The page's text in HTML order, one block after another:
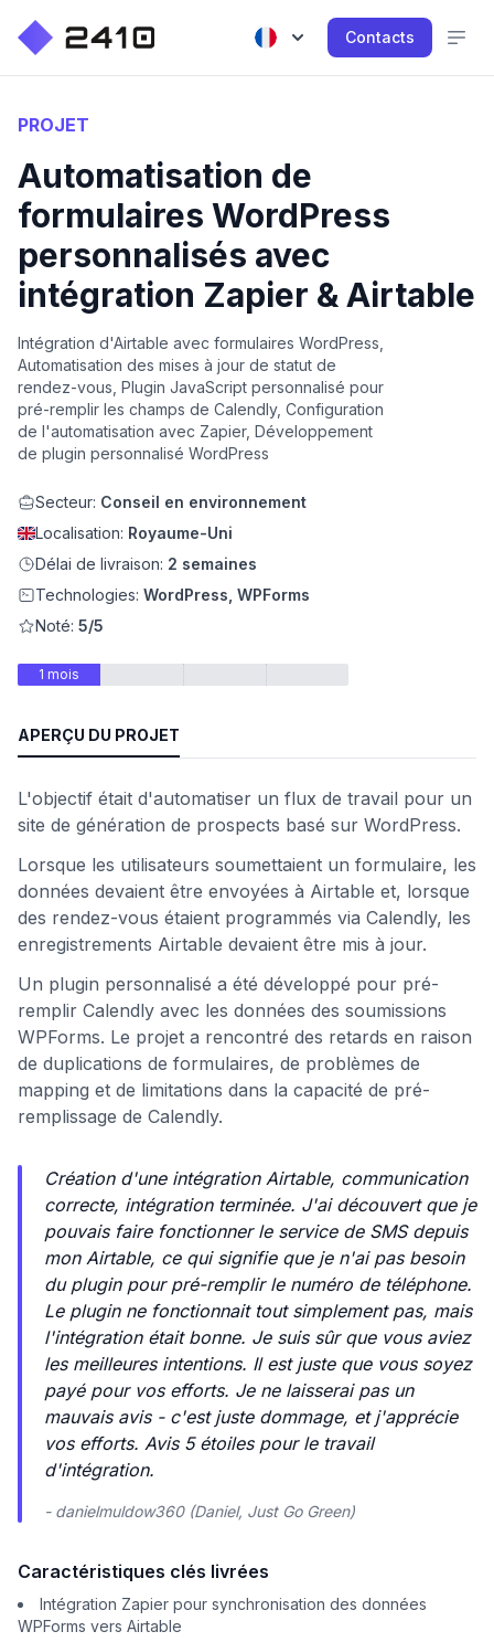
Contacts
PROJET
Automatisation de
formulaires WordPress
personnalisés avec
intégration Zapier & Airtable
Intégration d'Airtable avec formulaires WordPress,
Automatisation des mises à jour de statut de
rendez-vous, Plugin JavaScript personnalisé pour
pré-remplir les champs de Calendly, Configuration
de l'automatisation avec Zapier, Développement
de plugin personnalisé WordPress
Secteur: Conseil en environnement
Localisation: Royaume-Uni
Délai de livraison: 2 semaines
Technologies: WordPress, WPForms
Noté: 5/5
1 mois
APERÇU DU PROJET
L'objectif était d'automatiser un flux de travail pour un
site de génération de prospects basé sur WordPress.
Lorsque les utilisateurs soumettaient un formulaire, les
données devaient être envoyées à Airtable et, lorsque
des rendez-vous étaient programmés via Calendly, les
enregistrements Airtable devaient être mis à jour.
Un plugin personnalisé a été développé pour pré-
remplir Calendly avec les données des soumissions
WPForms. Le projet a rencontré des retards en raison
de duplications de formulaires, de problèmes de
mapping et de limitations dans la capacité de pré-
remplissage de Calendly.
Création d'une intégration Airtable, communication
correcte, intégration terminée. J'ai découvert que je
pouvais faire fonctionner le service de SMS depuis
mon Airtable, ce qui signifie que je n'ai pas besoin
du plugin pour pré-remplir le numéro de téléphone.
Le plugin ne fonctionnait tout simplement pas, mais
l'intégration était bonne. Je suis sûr que vous aviez
les meilleures intentions. Il est juste que vous soyez
payé pour vos efforts. Je ne laisserai pas un
mauvais avis - c'est juste dommage, et j'apprécie
vos efforts. Avis 5 étoiles pour le travail
d'intégration.
- danielmuldow360 (Daniel, Just Go Green)
Caractéristiques clés livrées
Intégration Zapier pour synchronisation des données
WPForms vers Airtable